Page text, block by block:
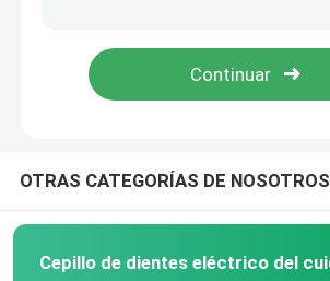
OTRAS CATEGORÍAS DE NOSOTROS